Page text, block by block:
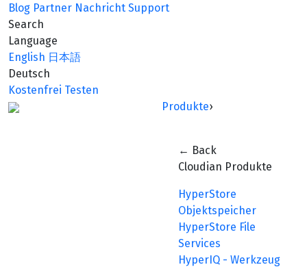
Blog Partner Nachricht Support
Search
Language
English 日本語
Deutsch
Kostenfrei Testen
Produkte›
← Back
Cloudian Produkte
HyperStore
Objektspeicher
HyperStore File
Services
HyperIQ - Werkzeug